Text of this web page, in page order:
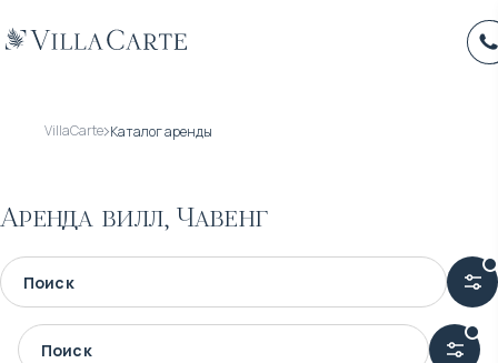
VillaCarte Каталог аренды
Аренда вилл, Чавенг